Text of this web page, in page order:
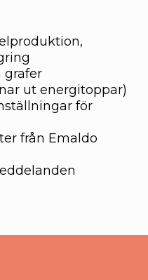
grafer
ut energitoppar)
för
från Emaldo